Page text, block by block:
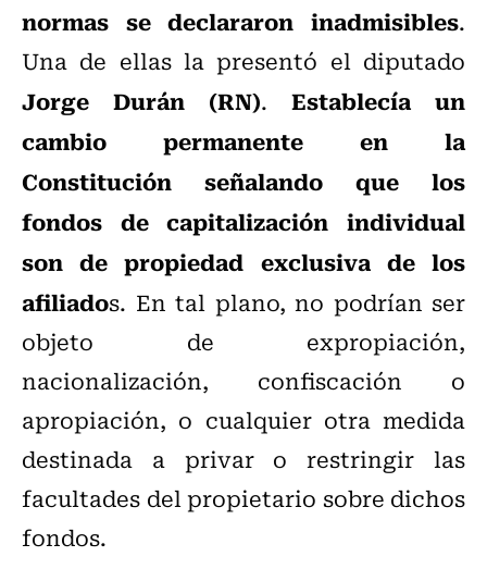
normas se declararon inadmisibles.
Una de ellas la presentó el diputado
Jorge Durán (RN). Establecía un
cambio permanente en la
Constitución señalando que los
fondos de capitalización individual
son de propiedad exclusiva de los
afiliados. En tal plano, no podrían ser
objeto de expropiación,
nacionalización, confiscación o
apropiación, o cualquier otra medida
destinada a privar o restringir las
facultades del propietario sobre dichos
fondos.